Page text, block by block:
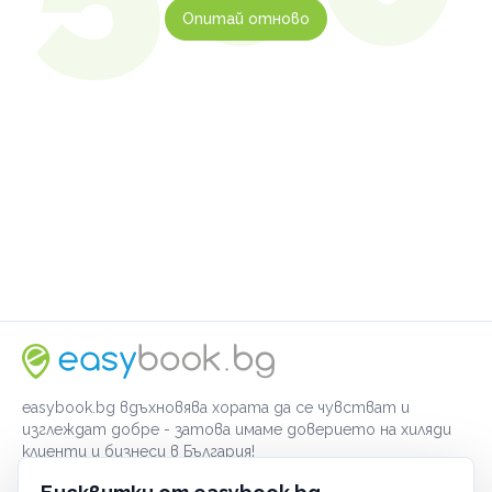
Опитай отново
easybook.bg вдъхновява хората да се чувстват и
изглеждат добре - затова имаме доверието на хиляди
клиенти и бизнеси в България!